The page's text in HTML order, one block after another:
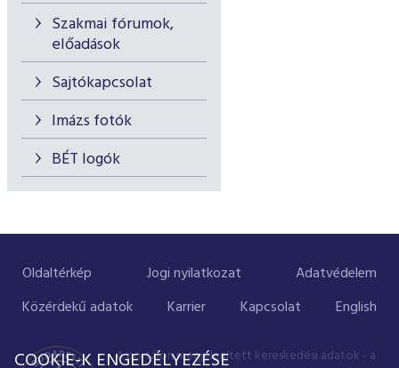
Szakmai fórumok,
előadások
Sajtókapcsolat
Imázs fotók
BÉT logók
Oldaltérkép Jogi nyilatkozat
Adatvédelem
Közérdekű adatok
Karrier Kapcsolat English
A portálon megjelenített kereskedési adatok - a
COOKIE-K ENGEDÉLYEZÉSE